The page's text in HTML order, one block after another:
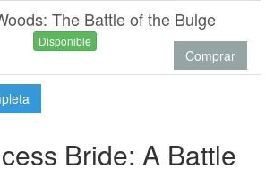
The Battle of the Bulge
Disponible
Comprar
Bride: A Battle